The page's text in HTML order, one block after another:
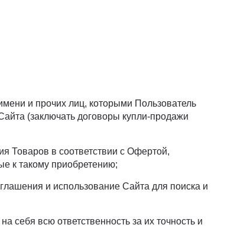
и прочих лиц, которыми Пользователь
(заключать договоры купли-продажи
Товаров в соответствии с Офертой,
к такому приобретению;
и использование Сайта для поиска и
всю ответственность за их точность и